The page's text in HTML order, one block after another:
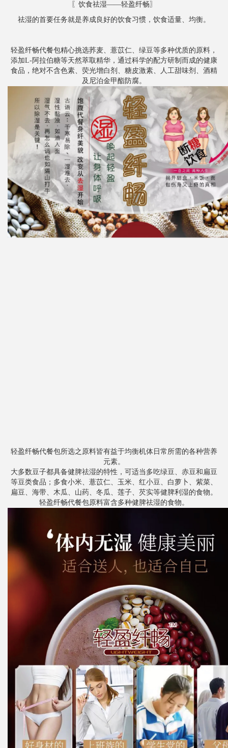
〖饮食祛湿——轻盈纤畅〗
祛湿的首要任务就是养成良好的饮食习惯，饮食适量、均衡。
轻盈纤畅代餐包精心挑选荞麦、薏苡仁、绿豆等多种优质的原料，
添加L-阿拉伯糖等天然萃取精华，通过科学的配方研制而成的健康
食品，绝对不含色素、荧光增白剂、糖皮激素、人工甜味剂、酒精
及尼泊金甲酯防腐。
轻盈纤畅代餐包所选之原料皆有益于均衡机体日常所需的各种营养
元素。
大多数豆子都具备健脾祛湿的特性，可适当多吃绿豆、赤豆和扁豆
等豆类食品；多食小米、薏苡仁、玉米、红小豆、白萝卜、紫菜、
扁豆、海带、木瓜、山药、冬瓜、莲子、芡实等健脾利湿的食物。
轻盈纤畅代餐包原料富含多种健脾祛湿的食物。